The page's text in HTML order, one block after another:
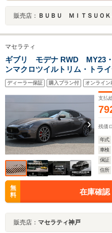
販売店： ＢＵＢＵ ＭＩＴＳＵＯＫ
マセラティ
ギブリ モデナ RWD MY23・
ンマクロツイルトリム・トラ
チテゼオホイール・フロント
レッドキャリパー
ディーラー保証 購入プラン付 オンライン
支払
残価
年式
車検
保証
住所
無
料
在庫確認
販売店： マセラティ神戸